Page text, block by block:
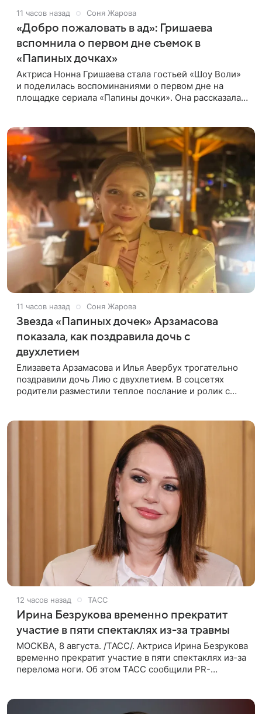
11 часов назад Соня Жарова
«Добро пожаловать в ад»: Гришаева
вспомнила о первом дне съемок в
«Папиных дочках»
Актриса Нонна Гришаева стала гостьей «Шоу Воли»
и поделилась воспоминаниями о первом дне на
площадке сериала «Папины дочки». Она рассказала,
11 часов назад Соня Жарова
Звезда «Папиных дочек» Арзамасова
показала, как поздравила дочь с
двухлетием
Елизавета Арзамасова и Илья Авербух трогательно
поздравили дочь Лию с двухлетием. В соцсетях
родители разместили теплое послание и ролик с
12 часов назад ТАСС
Ирина Безрукова временно прекратит
участие в пяти спектаклях из-за травмы
МОСКВА, 8 августа. /ТАСС/. Актриса Ирина Безрукова
временно прекратит участие в пяти спектаклях из-за
перелома ноги. Об этом ТАСС сообщили PR-